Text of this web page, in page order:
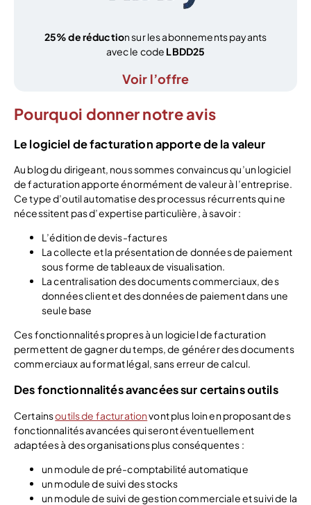
25% de réduction sur les abonnements payants
avec le code LBDD25
Voir l’offre
Pourquoi donner notre avis
Le logiciel de facturation apporte de la valeur
Au blog du dirigeant, nous sommes convaincus qu’un logiciel
de facturation apporte énormément de valeur à l’entreprise.
Ce type d’outil automatise des processus récurrents qui ne
nécessitent pas d’expertise particulière, à savoir :
L’édition de devis-factures
La collecte et la présentation de données de paiement
sous forme de tableaux de visualisation.
La centralisation des documents commerciaux, des
données client et des données de paiement dans une
seule base
Ces fonctionnalités propres à un logiciel de facturation
permettent de gagner du temps, de générer des documents
commerciaux au format légal, sans erreur de calcul.
Des fonctionnalités avancées sur certains outils
Certainsoutils de facturationvont plus loin en proposant des
fonctionnalités avancées qui seront éventuellement
adaptées à des organisations plus conséquentes :
un module de pré-comptabilité automatique
un module de suivi des stocks
un module de suivi de gestion commerciale et suivi de la